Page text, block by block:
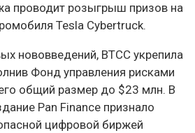
проводит розыгрыш призов на
Tesla Cybertruck.
нововведений, BTCC укрепила
Фонд управления рисками
общий размер до $23 млн. В
Pan Finance признало
цифровой биржей